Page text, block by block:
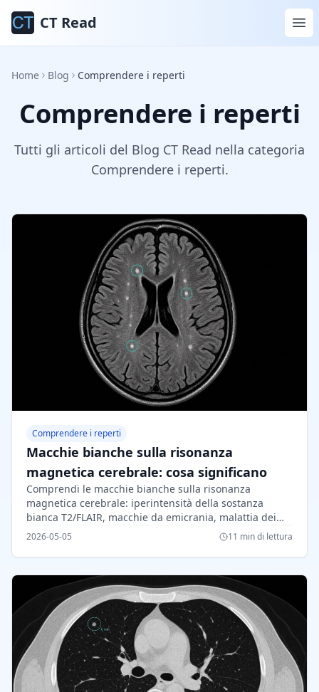
CT Read
Home Blog Comprendere i reperti
Comprendere i reperti
Tutti gli articoli del Blog CT Read nella categoria
Comprendere i reperti.
Comprendere i reperti
Macchie bianche sulla risonanza
magnetica cerebrale: cosa significano
Comprendi le macchie bianche sulla risonanza
magnetica cerebrale: iperintensità della sostanza
bianca T2/FLAIR, macchie da emicrania, malattia dei
piccoli vasi, pattern di SM, fattori di rischio e follow-up.
2026-05-05 11 min di lettura